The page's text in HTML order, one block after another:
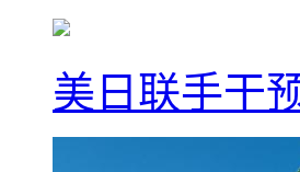
美日联手干